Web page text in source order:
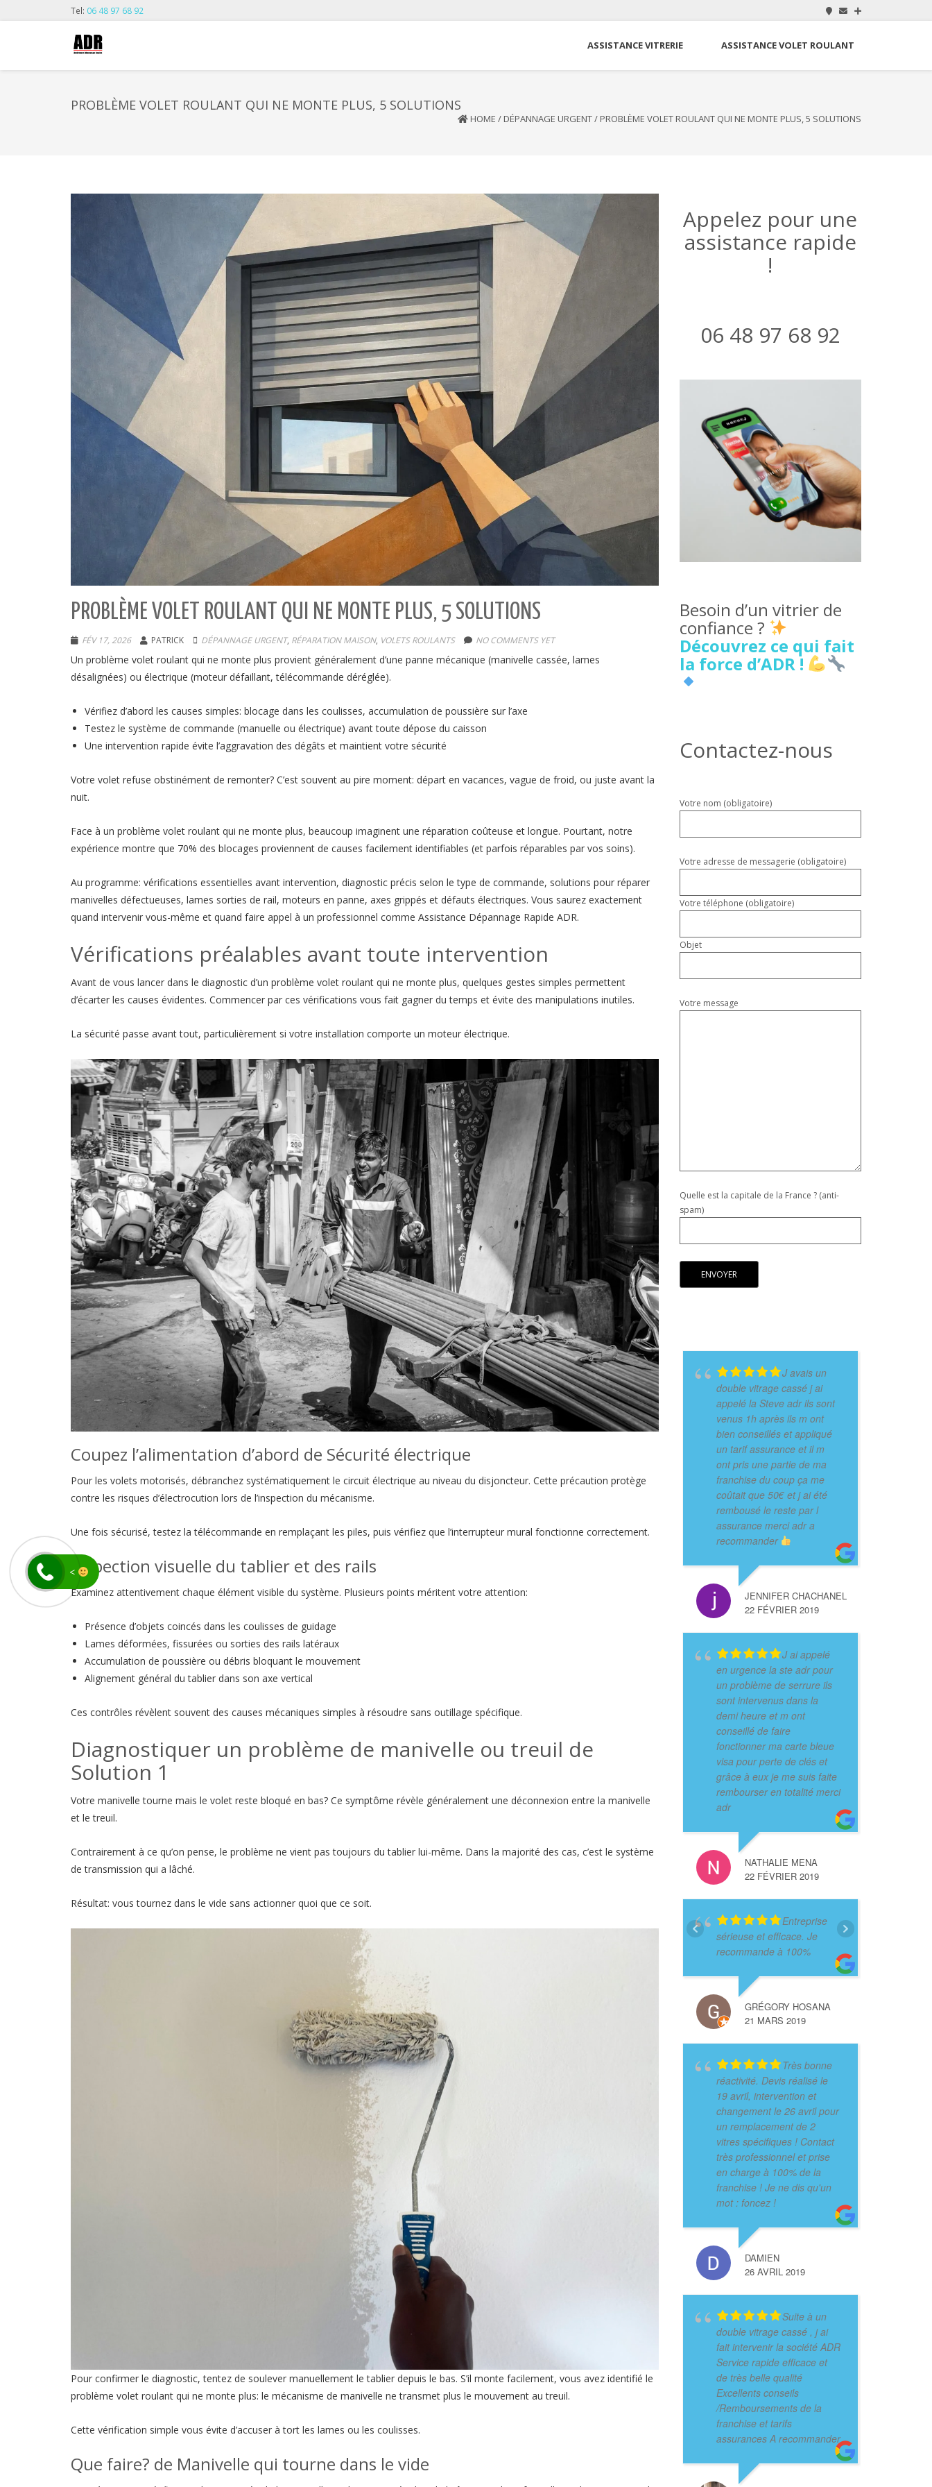
Tel: 06 48 97 68 92
ASSISTANCE VITRERIE ASSISTANCE VOLET ROULANT
PROBLÈME VOLET ROULANT QUI NE MONTE PLUS, 5 SOLUTIONS
HOME / DÉPANNAGE URGENT/ PROBLÈME VOLET ROULANT QUI NE MONTE PLUS, 5 SOLUTIONS
PROBLÈME VOLET ROULANT QUI NE MONTE PLUS, 5 SOLUTIONS
FÉV 17, 2026 PATRICK DÉPANNAGE URGENT, RÉPARATION MAISON, VOLETS ROULANTS NO COMMENTS YET
Un problème volet roulant qui ne monte plus provient généralement d’une panne mécanique (manivelle cassée, lames
désalignées) ou électrique (moteur défaillant, télécommande déréglée).
Vérifiez d’abord les causes simples: blocage dans les coulisses, accumulation de poussière sur l’axe
Testez le système de commande (manuelle ou électrique) avant toute dépose du caisson
Une intervention rapide évite l’aggravation des dégâts et maintient votre sécurité
Votre volet refuse obstinément de remonter? C’est souvent au pire moment: départ en vacances, vague de froid, ou juste avant la
nuit.
Face à un problème volet roulant qui ne monte plus, beaucoup imaginent une réparation coûteuse et longue. Pourtant, notre
expérience montre que 70% des blocages proviennent de causes facilement identifiables (et parfois réparables par vos soins).
Au programme: vérifications essentielles avant intervention, diagnostic précis selon le type de commande, solutions pour réparer
manivelles défectueuses, lames sorties de rail, moteurs en panne, axes grippés et défauts électriques. Vous saurez exactement
quand intervenir vous-même et quand faire appel à un professionnel comme Assistance Dépannage Rapide ADR.
Vérifications préalables avant toute intervention
Avant de vous lancer dans le diagnostic d’un problème volet roulant qui ne monte plus, quelques gestes simples permettent
d’écarter les causes évidentes. Commencer par ces vérifications vous fait gagner du temps et évite des manipulations inutiles.
La sécurité passe avant tout, particulièrement si votre installation comporte un moteur électrique.
Coupez l’alimentation d’abord de Sécurité électrique
Pour les volets motorisés, débranchez systématiquement le circuit électrique au niveau du disjoncteur. Cette précaution protège
contre les risques d’électrocution lors de l’inspection du mécanisme.
Une fois sécurisé, testez la télécommande en remplaçant les piles, puis vérifiez que l’interrupteur mural fonctionne correctement.
Inspection visuelle du tablier et des rails
Examinez attentivement chaque élément visible du système. Plusieurs points méritent votre attention:
Présence d’objets coincés dans les coulisses de guidage
Lames déformées, fissurées ou sorties des rails latéraux
Accumulation de poussière ou débris bloquant le mouvement
Alignement général du tablier dans son axe vertical
Ces contrôles révèlent souvent des causes mécaniques simples à résoudre sans outillage spécifique.
Diagnostiquer un problème de manivelle ou treuil de
Solution 1
Votre manivelle tourne mais le volet reste bloqué en bas? Ce symptôme révèle généralement une déconnexion entre la manivelle
et le treuil.
Contrairement à ce qu’on pense, le problème ne vient pas toujours du tablier lui-même. Dans la majorité des cas, c’est le système
de transmission qui a lâché.
Résultat: vous tournez dans le vide sans actionner quoi que ce soit.
Pour confirmer le diagnostic, tentez de soulever manuellement le tablier depuis le bas. S’il monte facilement, vous avez identifié le
problème volet roulant qui ne monte plus: le mécanisme de manivelle ne transmet plus le mouvement au treuil.
Cette vérification simple vous évite d’accuser à tort les lames ou les coulisses.
Que faire? de Manivelle qui tourne dans le vide
Appelez pour une
assistance rapide
!
06 48 97 68 92
Besoin d’un vitrier de
confiance ?
Découvrez ce qui fait
la force d’ADR !
Contactez-nous
Veuillez
vide.
Votre nom (obligatoire)
Votre adresse de messagerie (obligatoire)
Votre téléphone (obligatoire)
Objet
Votre message
Quelle est la capitale de la France ? (anti-
spam)
J avais un
double vitrage cassé j ai
appelé la Steve adr ils sont
venus 1h après ils m ont
bien conseillés et appliqué
un tarif assurance et il m
ont pris une partie de ma
franchise du coup ça me
coûtait que 50€ et j ai été
rembousé le reste par l
assurance merci adr a
recommander
JENNIFER CHACHANEL
22 FÉVRIER 2019
J ai appelé
en urgence la ste adr pour
un problème de serrure ils
sont intervenus dans la
demi heure et m ont
conseillé de faire
fonctionner ma carte bleue
visa pour perte de clés et
grâce à eux je me suis faite
rembourser en totalité merci
adr
NATHALIE MENA
22 FÉVRIER 2019
Entreprise
sérieuse et efficace. Je
recommande à 100%
GRÉGORY HOSANA
21 MARS 2019
Très bonne
réactivité. Devis réalisé le
19 avril, intervention et
changement le 26 avril pour
un remplacement de 2
vitres spécifiques ! Contact
très professionnel et prise
en charge à 100% de la
franchise ! Je ne dis qu'un
mot : foncez !
DAMIEN
26 AVRIL 2019
Suite à un
double vitrage cassé , j ai
fait intervenir la société ADR
Service rapide efficace et
de très belle qualité
Excellents conseils
/Remboursements de la
franchise et tarifs
assurances A recommander
<